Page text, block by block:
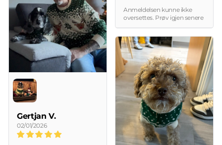
Anmeldelsen kunne ikke
oversettes. Prøv igjen senere
02/01/2026
Gertjan V.